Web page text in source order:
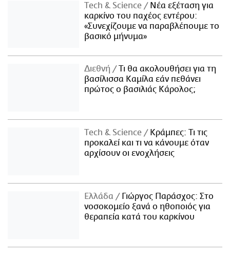
Τech & Science
Νέα εξέταση για
καρκίνο του παχέος εντέρου:
«Συνεχίζουμε να παραβλέπουμε το
βασικό μήνυμα»
Διεθνή
Τι θα ακολουθήσει για τη
βασίλισσα Καμίλα εάν πεθάνει
πρώτος ο βασιλιάς Κάρολος;
Τech & Science
Κράμπες: Τι τις
προκαλεί και τι να κάνουμε όταν
αρχίσουν οι ενοχλήσεις
Ελλάδα
Γιώργος Παράσχος: Στο
νοσοκομείο ξανά ο ηθοποιός για
θεραπεία κατά του καρκίνου